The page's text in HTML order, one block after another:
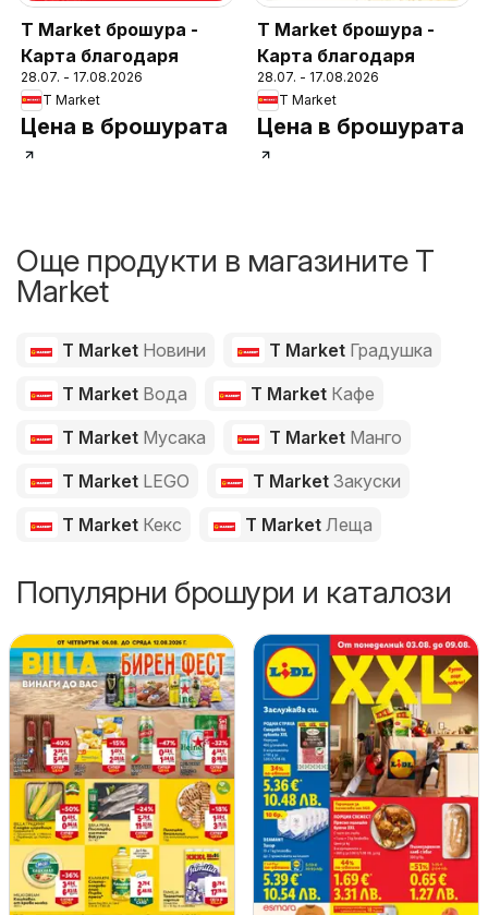
T Market брошура -
Карта благодаря
28.07. - 17.08.2026
T Market
Цена в брошурата
T Market брошура -
Карта благодаря
28.07. - 17.08.2026
T Market
Цена в брошурата
Още продукти в магазините T
Market
T Market Новини T Market Градушка
T Market Вода T Market Кафе
T Market Мусака T Market Манго
T Market LEGO T Market Закуски
T Market Кекс T Market Леща
Популярни брошури и каталози